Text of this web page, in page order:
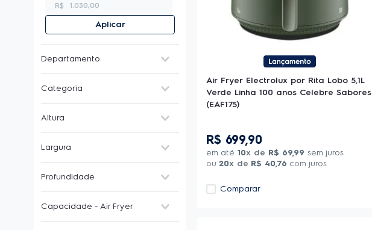
Departamento
Categoria
Panela elétrica
Altura
40-49 cm
20-29 cm
Largura
30-39 cm
Profundidade
30-39 cm
40-49 cm
Capacidade - Air Fryer
R$
Aplicar
Air Fryer Electrolux por Rita Lobo 5,1L
Verde Linha 100 anos Celebre Sabores
(EAF175)
R$ 699,90
em até 10x de R$ 69,99 sem juros
ou 20x de R$ 40,76 com juros
Comparar